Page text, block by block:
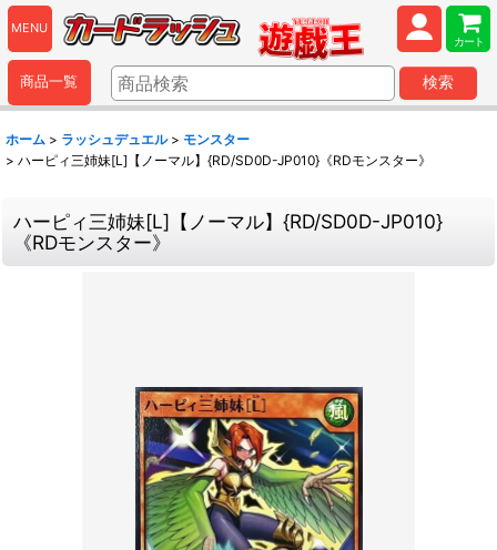
MENU
カート
商品一覧 検索
ホーム > ラッシュデュエル > モンスター
> ハーピィ三姉妹[L]【ノーマル】{RD/SD0D-JP010}《RDモンスター》
ハーピィ三姉妹[L]【ノーマル】{RD/SD0D-JP010}
《RDモンスター》